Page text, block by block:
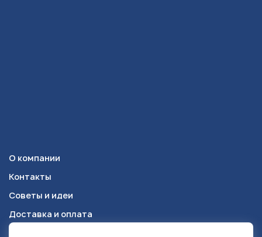
О компании
Контакты
Советы и идеи
Доставка и оплата